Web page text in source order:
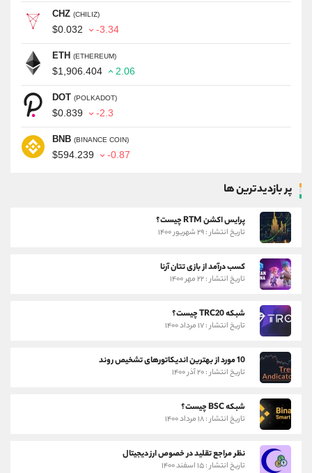
CHZ (CHILIZ)
$0.032 -3.34
ETH (ETHEREUM)
$1,906.404 2.06
DOT (POLKADOT)
$0.839 -2.3
BNB (BINANCE COIN)
$594.239 -0.87
پر بازدیدترین ها
پرایس اکشن RTM چیست؟
تاریخ انتشار : ۲۹ شهریور ۱۴۰۰
کسب درآمد از بازی تتان آرنا
تاریخ انتشار : ۲۲ مهر ۱۴۰۰
شبکه TRC20 چیست؟
تاریخ انتشار : ۱۷ مرداد ۱۴۰۰
10 مورد از بهترین اندیکاتورهای تشخیص روند
تاریخ انتشار : ۲۰ آذر ۱۴۰۰
شبکه BSC چیست؟
تاریخ انتشار : ۱۸ مرداد ۱۴۰۰
نظر مراجع تقلید در خصوص ارز دیجیتال
تاریخ انتشار : ۱۵ اسفند ۱۴۰۰